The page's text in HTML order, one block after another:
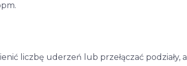
liczbę uderzeń lub przełączać podziały, a